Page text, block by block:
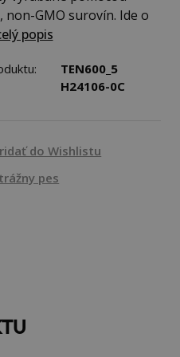
GMO surovín. Ide o
popis
TEN600_5
H24106-0C
do Wishlistu
pes